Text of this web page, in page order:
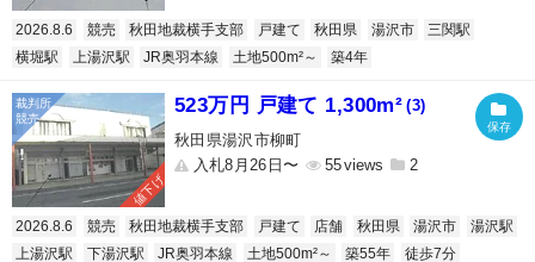
2026.8.6 競売 秋田地裁横手支部 戸建て 秋田県 湯沢市
三関駅
横堀駅
上湯沢駅 JR奥羽本線 土地500m²～ 築4年
値下げ
523万円 戸建て 1,300m² (3)
秋田県湯沢市柳町
入札8月26日〜
55 2
2026.8.6 競売 秋田地裁横手支部 戸建て 店舗 秋田県 湯沢市
湯沢駅
上湯沢駅
下湯沢駅 JR奥羽本線 土地500m²～ 築55年 徒歩7分